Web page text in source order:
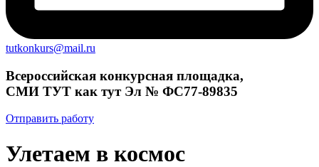
tutkonkurs@mail.ru
Всероссийская конкурсная площадка,
СМИ ТУТ как тут Эл № ФС77-89835
Отправить работу
Улетаем в космос